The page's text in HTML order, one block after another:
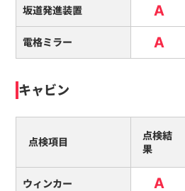
坂道発進装置 A
電格ミラー A
キャビン
点検項目
点検結
果
ウィンカー A